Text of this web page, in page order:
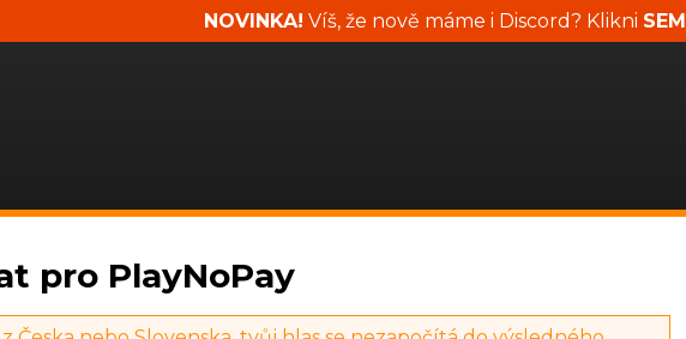
NOVINKA! Víš, že nově máme i Discord? Klikni SEM
pro PlayNoPay